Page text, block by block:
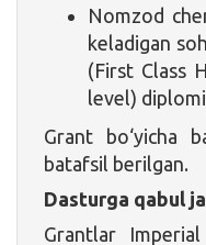
Nomzod
keladigan
(First Class
level)
Grant bo‘yicha
batafsil berilgan.
Dasturga qabul
Grantlar